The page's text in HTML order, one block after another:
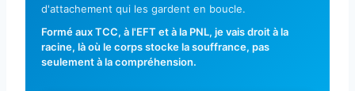
d'attachement qui les gardent en boucle.
Formé aux TCC, à l'EFT et à la PNL, je vais droit à la
racine, là où le corps stocke la souffrance, pas
seulement à la compréhension.